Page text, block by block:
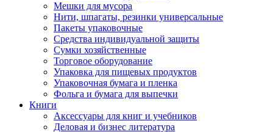
Мешки для мусора
Нити, шпагаты, резинки универсальные
Пакеты упаковочные
Средства индивидуальной защиты
Сумки хозяйственные
Торговое оборудование
Упаковка для пищевых продуктов
Упаковочная бумага и пленка
Фольга и бумага для выпечки
Книги
Аксессуары для книг и учебников
Деловая и бизнес литература